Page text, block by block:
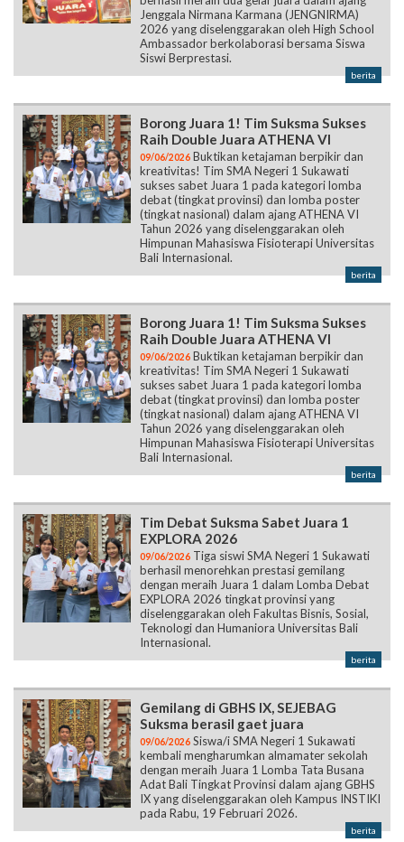
Jenggala Nirmana Karmana (JENGNIRMA)
2026 yang diselenggarakan oleh High School
Ambassador berkolaborasi bersama Siswa
Siswi Berprestasi.
berita
Borong Juara 1! Tim Suksma Sukses
Raih Double Juara ATHENA VI
09/06/2026 Buktikan ketajaman berpikir dan
kreativitas! Tim SMA Negeri 1 Sukawati
sukses sabet Juara 1 pada kategori lomba
debat (tingkat provinsi) dan lomba poster
(tingkat nasional) dalam ajang ATHENA VI
Tahun 2026 yang diselenggarakan oleh
Himpunan Mahasiswa Fisioterapi Universitas
Bali Internasional.
berita
Borong Juara 1! Tim Suksma Sukses
Raih Double Juara ATHENA VI
09/06/2026 Buktikan ketajaman berpikir dan
kreativitas! Tim SMA Negeri 1 Sukawati
sukses sabet Juara 1 pada kategori lomba
debat (tingkat provinsi) dan lomba poster
(tingkat nasional) dalam ajang ATHENA VI
Tahun 2026 yang diselenggarakan oleh
Himpunan Mahasiswa Fisioterapi Universitas
Bali Internasional.
berita
Tim Debat Suksma Sabet Juara 1
EXPLORA 2026
09/06/2026 Tiga siswi SMA Negeri 1 Sukawati
berhasil menorehkan prestasi gemilang
dengan meraih Juara 1 dalam Lomba Debat
EXPLORA 2026 tingkat provinsi yang
diselenggarakan oleh Fakultas Bisnis, Sosial,
Teknologi dan Humaniora Universitas Bali
Internasional.
berita
Gemilang di GBHS IX, SEJEBAG
Suksma berasil gaet juara
09/06/2026 Siswa/i SMA Negeri 1 Sukawati
kembali mengharumkan almamater sekolah
dengan meraih Juara 1 Lomba Tata Busana
Adat Bali Tingkat Provinsi dalam ajang GBHS
IX yang diselenggarakan oleh Kampus INSTIKI
pada Rabu, 19 Februari 2026.
berita